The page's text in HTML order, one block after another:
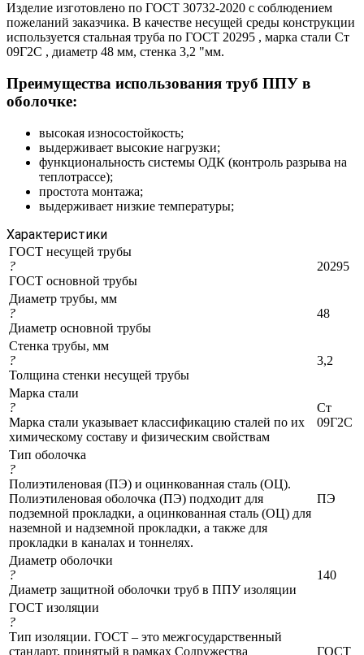
Изделие изготовлено по ГОСТ 30732-2020 с соблюдением
пожеланий заказчика. В качестве несущей среды конструкции
используется стальная труба по ГОСТ 20295 , марка стали Ст
09Г2С , диаметр 48 мм, стенка 3,2 "мм.
Преимущества использования труб ППУ в
оболочке:
высокая износостойкость;
выдерживает высокие нагрузки;
функциональность системы ОДК (контроль разрыва на
теплотрассе);
простота монтажа;
выдерживает низкие температуры;
Характеристики
ГОСТ несущей трубы
?
ГОСТ основной трубы
20295
Диаметр трубы, мм
?
Диаметр основной трубы
48
Стенка трубы, мм
?
Толщина стенки несущей трубы
3,2
Марка стали
?
Марка стали указывает классификацию сталей по их
химическому составу и физическим свойствам
Ст
09Г2С
Тип оболочка
?
Полиэтиленовая (ПЭ) и оцинкованная сталь (ОЦ).
Полиэтиленовая оболочка (ПЭ) подходит для
подземной прокладки, а оцинкованная сталь (ОЦ) для
наземной и надземной прокладки, а также для
прокладки в каналах и тоннелях.
ПЭ
Диаметр оболочки
?
Диаметр защитной оболочки труб в ППУ изоляции
140
ГОСТ изоляции
?
Тип изоляции. ГОСТ – это межгосударственный
стандарт, принятый в рамках Содружества
ГОСТ